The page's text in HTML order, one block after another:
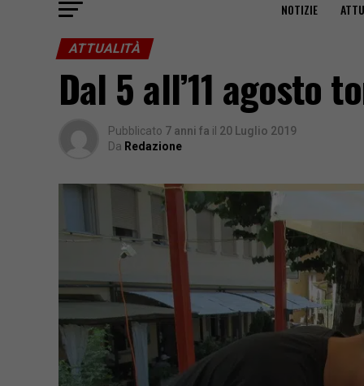
NOTIZIE
ATTUALITÀ
Dal 5 all’11 agosto
Pubblicato 7 anni fa il 20 Luglio 2019
Da Redazione